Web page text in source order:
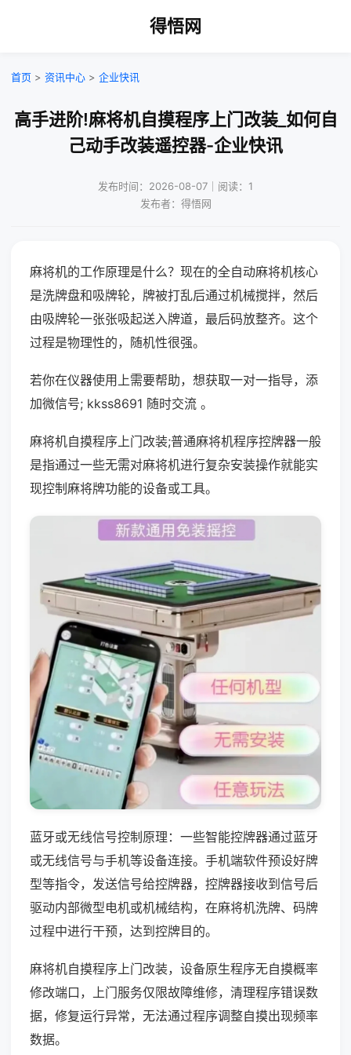
得悟网
首页 > 资讯中心 > 企业快讯
高手进阶!麻将机自摸程序上门改装_如何自
己动手改装遥控器-企业快讯
发布时间：2026-08-07｜阅读：1
发布者：得悟网
麻将机的工作原理是什么？现在的全自动麻将机核心
是洗牌盘和吸牌轮，牌被打乱后通过机械搅拌，然后
由吸牌轮一张张吸起送入牌道，最后码放整齐。这个
过程是物理性的，随机性很强。
若你在仪器使用上需要帮助，想获取一对一指导，添
加微信号; kkss8691 随时交流 。
麻将机自摸程序上门改装;普通麻将机程序控牌器一般
是指通过一些无需对麻将机进行复杂安装操作就能实
现控制麻将牌功能的设备或工具。
蓝牙或无线信号控制原理：一些智能控牌器通过蓝牙
或无线信号与手机等设备连接。手机端软件预设好牌
型等指令，发送信号给控牌器，控牌器接收到信号后
驱动内部微型电机或机械结构，在麻将机洗牌、码牌
过程中进行干预，达到控牌目的。
麻将机自摸程序上门改装，设备原生程序无自摸概率
修改端口，上门服务仅限故障维修，清理程序错误数
据，修复运行异常，无法通过程序调整自摸出现频率
数据。